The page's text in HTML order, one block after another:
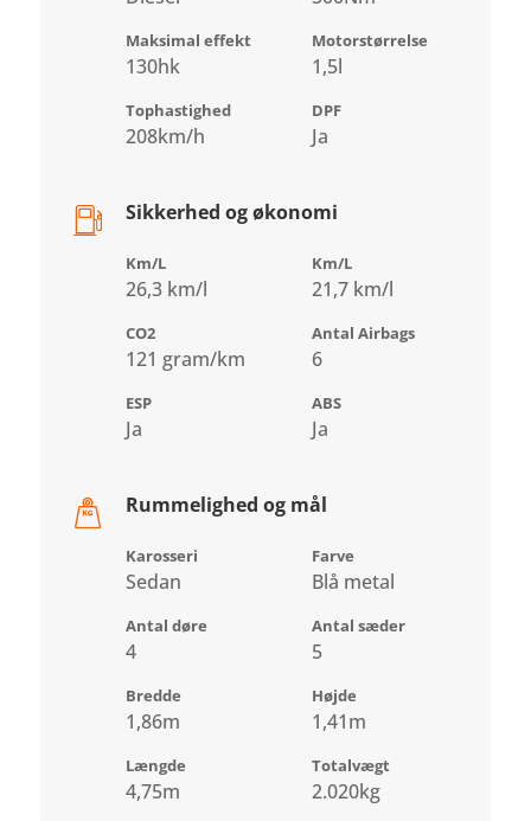
Maksimal effekt
130hk
Motorstørrelse
1,5l
Tophastighed
208km/h
DPF
Ja
Sikkerhed og økonomi
Km/L
26,3 km/l
Km/L
21,7 km/l
CO2
121 gram/km
Antal Airbags
6
ESP
Ja
ABS
Ja
Rummelighed og mål
Karosseri
Sedan
Farve
Blå metal
Antal døre
4
Antal sæder
5
Bredde
1,86m
Højde
1,41m
Længde
4,75m
Totalvægt
2.020kg